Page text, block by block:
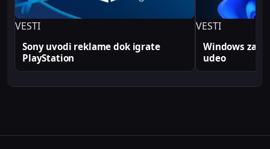
VESTI
Sony uvodi reklame dok igrate
PlayStation
VESTI
Windows
udeo